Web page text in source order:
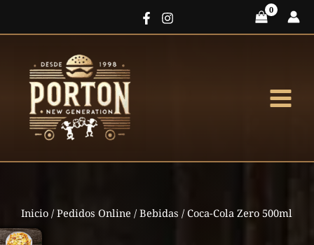
Inicio / Pedidos Online / Bebidas / Coca-Cola Zero 500ml